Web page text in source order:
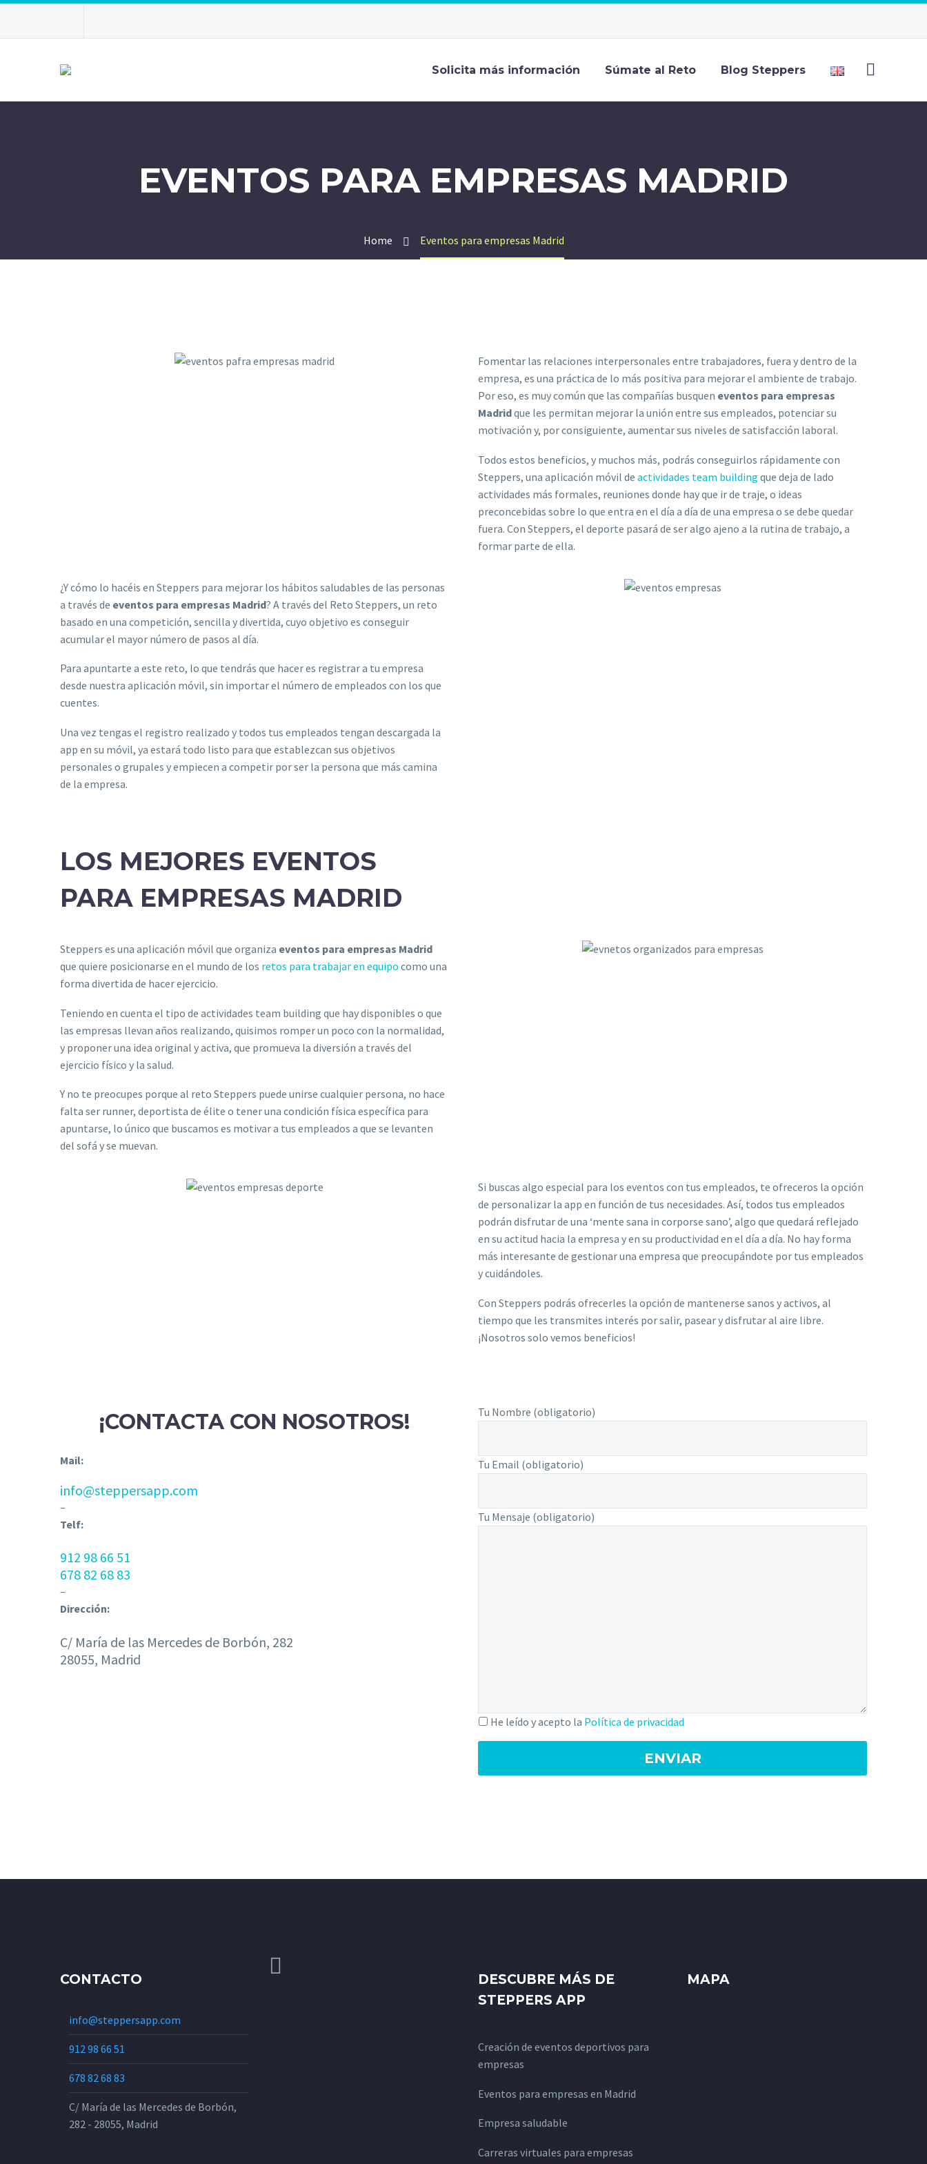
Solicita más información Súmate al Reto Blog Steppers
EVENTOS PARA EMPRESAS MADRID
Home Eventos para empresas Madrid
Fomentar las relaciones interpersonales entre trabajadores, fuera y dentro de la
empresa, es una práctica de lo más positiva para mejorar el ambiente de trabajo.
Por eso, es muy común que las compañías busquen eventos para empresas
Madridque les permitan mejorar la unión entre sus empleados, potenciar su
motivación y, por consiguiente, aumentar sus niveles de satisfacción laboral.
Todos estos beneficios, y muchos más, podrás conseguirlos rápidamente con
Steppers, una aplicación móvil de actividades team building que deja de lado
actividades más formales, reuniones donde hay que ir de traje, o ideas
preconcebidas sobre lo que entra en el día a día de una empresa o se debe quedar
fuera. Con Steppers, el deporte pasará de ser algo ajeno a la rutina de trabajo, a
formar parte de ella.
¿Y cómo lo hacéis en Steppers para mejorar los hábitos saludables de las personas
a través de eventos para empresas Madrid? A través del Reto Steppers, un reto
basado en una competición, sencilla y divertida, cuyo objetivo es conseguir
acumular el mayor número de pasos al día.
Para apuntarte a este reto, lo que tendrás que hacer es registrar a tu empresa
desde nuestra aplicación móvil, sin importar el número de empleados con los que
cuentes.
Una vez tengas el registro realizado y todos tus empleados tengan descargada la
app en su móvil, ya estará todo listo para que establezcan sus objetivos
personales o grupales y empiecen a competir por ser la persona que más camina
de la empresa.
LOS MEJORES EVENTOS
PARA EMPRESAS MADRID
Steppers es una aplicación móvil que organiza eventos para empresas Madrid
que quiere posicionarse en el mundo de los retos para trabajar en equipo como una
forma divertida de hacer ejercicio.
Teniendo en cuenta el tipo de actividades team building que hay disponibles o que
las empresas llevan años realizando, quisimos romper un poco con la normalidad,
y proponer una idea original y activa, que promueva la diversión a través del
ejercicio físico y la salud.
Y no te preocupes porque al reto Steppers puede unirse cualquier persona, no hace
falta ser runner, deportista de élite o tener una condición física específica para
apuntarse, lo único que buscamos es motivar a tus empleados a que se levanten
del sofá y se muevan.
Si buscas algo especial para los eventos con tus empleados, te ofreceros la opción
de personalizar la app en función de tus necesidades. Así, todos tus empleados
podrán disfrutar de una ‘mente sana in corporse sano’, algo que quedará reflejado
en su actitud hacia la empresa y en su productividad en el día a día. No hay forma
más interesante de gestionar una empresa que preocupándote por tus empleados
y cuidándoles.
Con Steppers podrás ofrecerles la opción de mantenerse sanos y activos, al
tiempo que les transmites interés por salir, pasear y disfrutar al aire libre.
¡Nosotros solo vemos beneficios!
¡CONTACTA CON NOSOTROS!
Mail:
info@steppersapp.com
–
Telf:
912 98 66 51
678 82 68 83
–
Dirección:
C/ María de las Mercedes de Borbón, 282
28055, Madrid
Tu Nombre (obligatorio)
Tu Email (obligatorio)
Tu Mensaje (obligatorio)
He leído y acepto la Política de privacidad
CONTACTO
info@steppersapp.com
912 98 66 51
678 82 68 83
C/ María de las Mercedes de Borbón,
282 - 28055, Madrid
DESCUBRE MÁS DE
STEPPERS APP
Creación de eventos deportivos para
empresas
Eventos para empresas en Madrid
Empresa saludable
Carreras virtuales para empresas
MAPA